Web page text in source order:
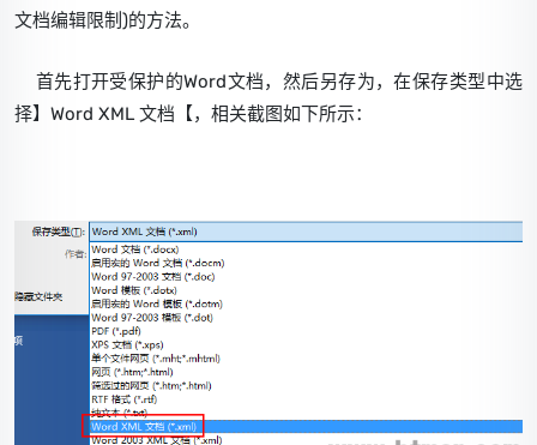
文档编辑限制)的方法。
首先打开受保护的Word文档，然后另存为，在保存类型中选
择】Word XML 文档【，相关截图如下所示：